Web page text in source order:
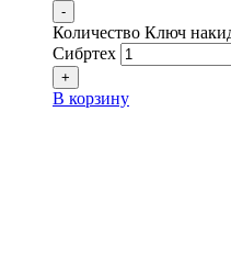
-
Количество Ключ
Сибртех
+
В корзину